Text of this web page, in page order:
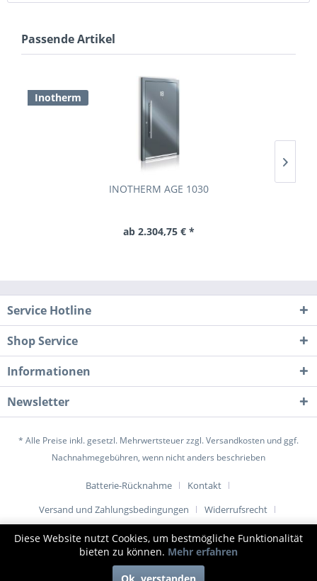
Passende Artikel
Inotherm
INOTHERM AGE 1030
ab 2.304,75 € *
Service Hotline
Shop Service
Informationen
Newsletter
* Alle Preise inkl. gesetzl. Mehrwertsteuer zzgl.Versandkosten und ggf.
Nachnahmegebühren, wenn nicht anders beschrieben
Batterie-Rücknahme
Kontakt
Versand und Zahlungsbedingungen
Widerrufsrecht
Datenschutz
AGB
Impressum
© www.1001-tuer.de |
Diese Website nutzt Cookies, um bestmögliche Funktionalität
bieten zu können. Mehr erfahren